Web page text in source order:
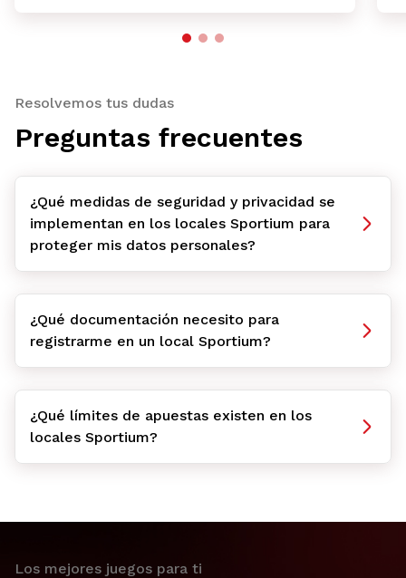
Resolvemos tus dudas
Preguntas frecuentes
¿Qué medidas de seguridad y privacidad se
implementan en los locales Sportium para
proteger mis datos personales?
¿Qué documentación necesito para
registrarme en un local Sportium?
¿Qué límites de apuestas existen en los
locales Sportium?
Los mejores juegos para ti